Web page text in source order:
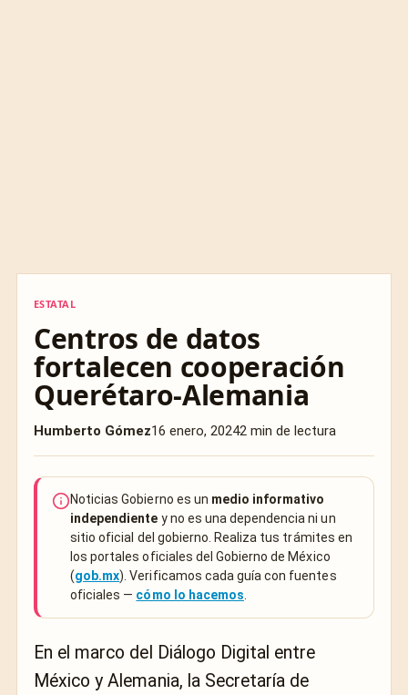
ESTATAL
Centros de datos
fortalecen cooperación
Querétaro-Alemania
Humberto Gómez16 enero, 20242 min de lectura
Noticias Gobierno es un medio informativo
independiente y no es una dependencia ni un
sitio oficial del gobierno. Realiza tus trámites en
los portales oficiales del Gobierno de México
(gob.mx). Verificamos cada guía con fuentes
oficiales — cómo lo hacemos
En el marco del Diálogo Digital entre
México y Alemania, la Secretaría de